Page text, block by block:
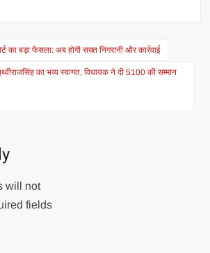
का बड़ा फैसला: अब होगी सख्त निगरानी और कार्रवाई
का भव्य स्वागत, विधायक ने दी 5100 की सम्मान
will not
fields